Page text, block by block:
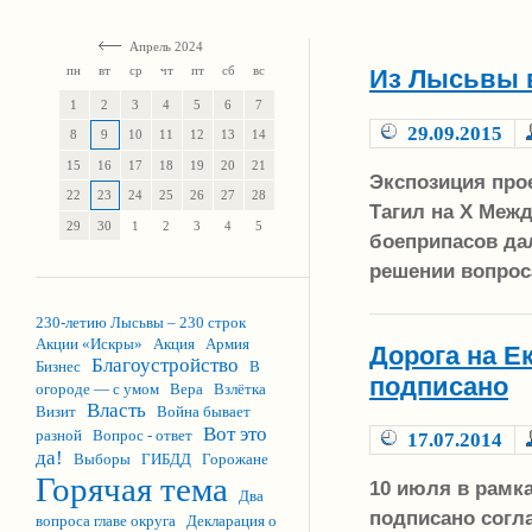
Апрель 2024
пн
вт ср чт пт сб вс
1 2 3 4 5 6 7
8 9 10 11 12 13 14
15 16 17 18 19 20 21
22 23 24 25 26 27 28
29 30 1 2 3 4 5
230-летию Лысьвы – 230 строк
Акции «Искры»
Акция Армия
Бизнес Благоустройство
В
огороде — с умом Вера Взлётка
Визит Власть Война бывает
разной Вопрос - ответ Вот это
да!
Выборы ГИБДД Горожане
Горячая тема
Два
вопроса главе округа Декларация о
Из Лысьвы
29.09.2015
Экспозиция
Тагил на Х
боеприпасов
решении
Дорога на
подписано
17.07.2014
10 июля в
подписано